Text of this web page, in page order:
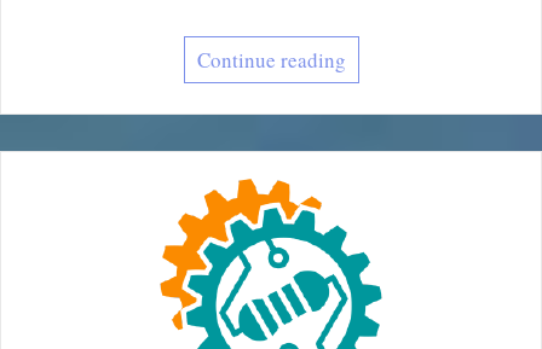
Continue reading